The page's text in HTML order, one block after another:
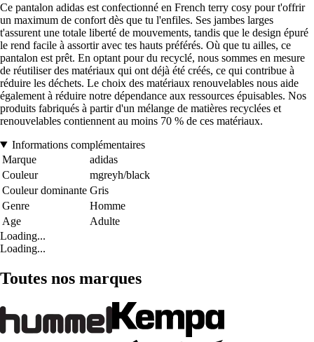
Ce pantalon adidas est confectionné en French terry cosy pour t'offrir
un maximum de confort dès que tu l'enfiles. Ses jambes larges
t'assurent une totale liberté de mouvements, tandis que le design épuré
le rend facile à assortir avec tes hauts préférés. Où que tu ailles, ce
pantalon est prêt. En optant pour du recyclé, nous sommes en mesure
de réutiliser des matériaux qui ont déjà été créés, ce qui contribue à
réduire les déchets. Le choix des matériaux renouvelables nous aide
également à réduire notre dépendance aux ressources épuisables. Nos
produits fabriqués à partir d'un mélange de matières recyclées et
renouvelables contiennent au moins 70 % de ces matériaux.
Informations complémentaires
Marque
adidas
Couleur
mgreyh/black
Couleur dominante Gris
Genre
Homme
Age
Adulte
Loading...
Loading...
Toutes nos marques